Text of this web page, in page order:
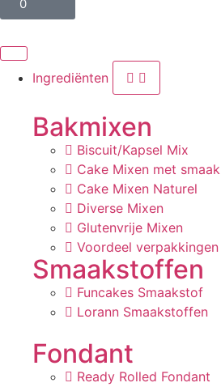
0
Ingrediënten
Bakmixen
Biscuit/Kapsel Mix
Cake Mixen met smaak
Cake Mixen Naturel
Diverse Mixen
Glutenvrije Mixen
Voordeel verpakkingen
Smaakstoffen
Funcakes Smaakstof
Lorann Smaakstoffen
Fondant
Ready Rolled Fondant